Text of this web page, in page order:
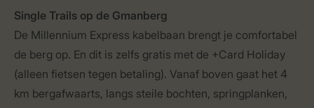
Single Trails op de Gmanberg
De Millennium Express kabelbaan brengt je comfortabel
de berg op. En dit is zelfs gratis met de +Card Holiday
(alleen fietsen tegen betaling). Vanaf boven gaat het 4
km bergafwaarts, langs steile bochten, springplanken,